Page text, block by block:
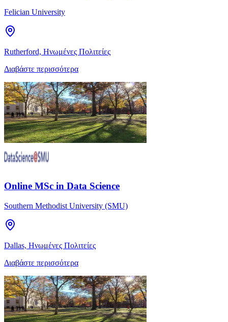
Felician University
Rutherford, Ηνωμένες Πολιτείες
Διαβάστε περισσότερα
Online MSc in Data Science
Southern Methodist University (SMU)
Dallas, Ηνωμένες Πολιτείες
Διαβάστε περισσότερα